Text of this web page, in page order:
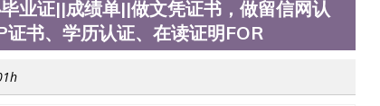
业证||成绩单||做文凭证书，做留信网认
书、学历认证、在读证明FOR